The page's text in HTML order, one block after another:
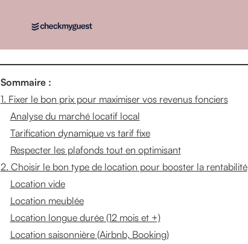
Sommaire :
1. Fixer le bon prix pour maximiser vos revenus fonciers
Analyse du marché locatif local
Tarification dynamique vs tarif fixe
Respecter les plafonds tout en optimisant
2. Choisir le bon type de location pour booster la rentabilité
Location vide
Location meublée
Location longue durée (12 mois et +)
Location saisonnière (Airbnb, Booking)